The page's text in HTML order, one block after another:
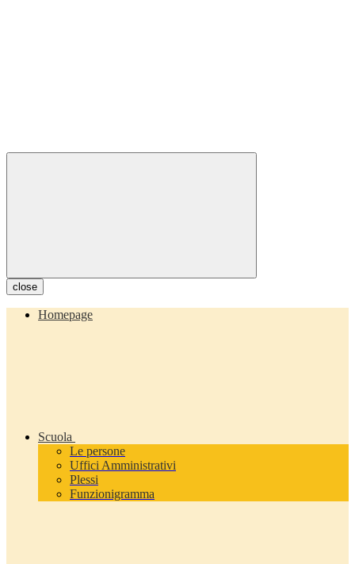
close
Homepage
Scuola
Le persone
Uffici Amministrativi
Plessi
Funzionigramma